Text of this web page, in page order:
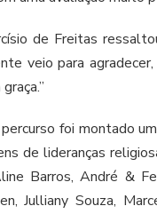
de Freitas
veio para
foi montado
de lideranças
Barros, André &
Julliany Souza,